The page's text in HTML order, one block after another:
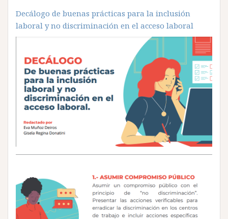
Decálogo de buenas prácticas para la inclusión
laboral y no discriminación en el acceso laboral